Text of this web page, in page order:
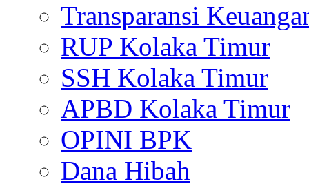
Transparansi
RUP Kolaka Timur
SSH Kolaka Timur
APBD Kolaka Timur
OPINI BPK
Dana Hibah